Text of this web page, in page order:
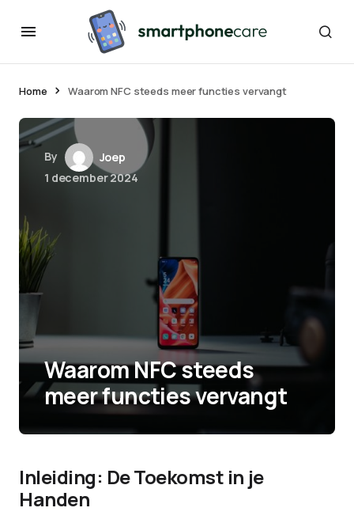
Home Waarom NFC steeds meer functies vervangt
By
Joep
1 december 2024
Waarom NFC steeds
meer functies vervangt
Inleiding: De Toekomst in je
Handen